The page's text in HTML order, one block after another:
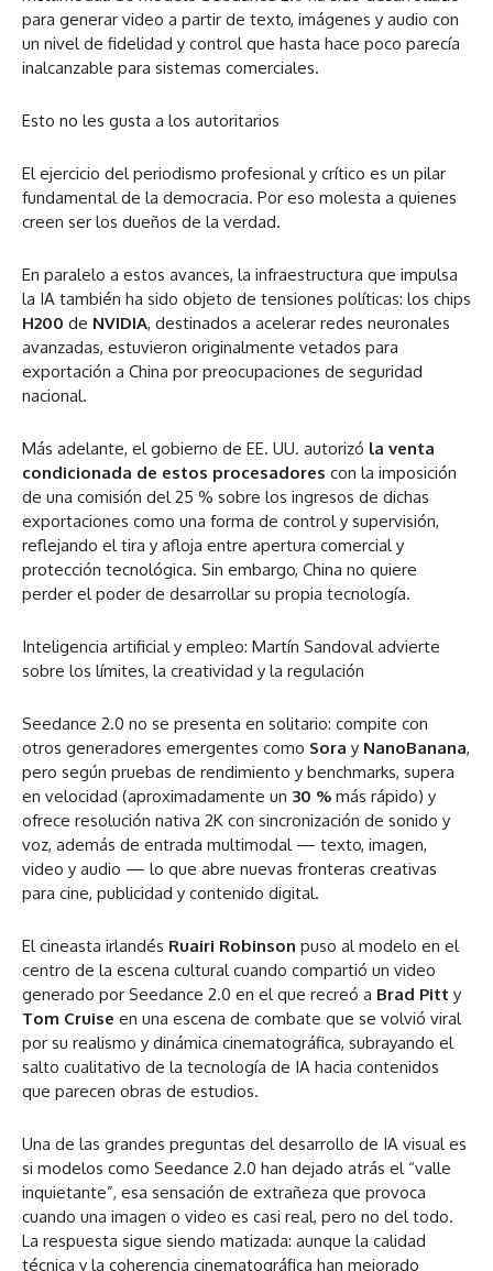
para generar video a partir de texto, imágenes y audio con
un nivel de fidelidad y control que hasta hace poco parecía
inalcanzable para sistemas comerciales.
Esto no les gusta a los autoritarios
El ejercicio del periodismo profesional y crítico es un pilar
fundamental de la democracia. Por eso molesta a quienes
creen ser los dueños de la verdad.
En paralelo a estos avances, la infraestructura que impulsa
la IA también ha sido objeto de tensiones políticas: los chips
H200 de NVIDIA, destinados a acelerar redes neuronales
avanzadas, estuvieron originalmente vetados para
exportación a China por preocupaciones de seguridad
nacional.
Más adelante, el gobierno de EE. UU. autorizó la venta
condicionada de estos procesadores con la imposición
de una comisión del 25 % sobre los ingresos de dichas
exportaciones como una forma de control y supervisión,
reflejando el tira y afloja entre apertura comercial y
protección tecnológica. Sin embargo, China no quiere
perder el poder de desarrollar su propia tecnología.
Inteligencia artificial y empleo: Martín Sandoval advierte
sobre los límites, la creatividad y la regulación
Seedance 2.0 no se presenta en solitario: compite con
otros generadores emergentes como Sora y NanoBanana,
pero según pruebas de rendimiento y benchmarks, supera
en velocidad (aproximadamente un 30 % más rápido) y
ofrece resolución nativa 2K con sincronización de sonido y
voz, además de entrada multimodal — texto, imagen,
video y audio — lo que abre nuevas fronteras creativas
para cine, publicidad y contenido digital.
El cineasta irlandés Ruairi Robinson puso al modelo en el
centro de la escena cultural cuando compartió un video
generado por Seedance 2.0 en el que recreó a Brad Pitt y
Tom Cruise en una escena de combate que se volvió viral
por su realismo y dinámica cinematográfica, subrayando el
salto cualitativo de la tecnología de IA hacia contenidos
que parecen obras de estudios.
Una de las grandes preguntas del desarrollo de IA visual es
si modelos como Seedance 2.0 han dejado atrás el “valle
inquietante”, esa sensación de extrañeza que provoca
cuando una imagen o video es casi real, pero no del todo.
La respuesta sigue siendo matizada: aunque la calidad
técnica y la coherencia cinematográfica han mejorado